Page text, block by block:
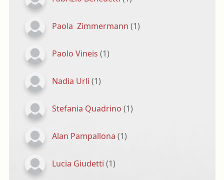
Paola Zimmermann (1)
Paolo Vineis (1)
Nadia Urli (1)
Stefania Quadrino (1)
Alan Pampallona (1)
Lucia Giudetti (1)